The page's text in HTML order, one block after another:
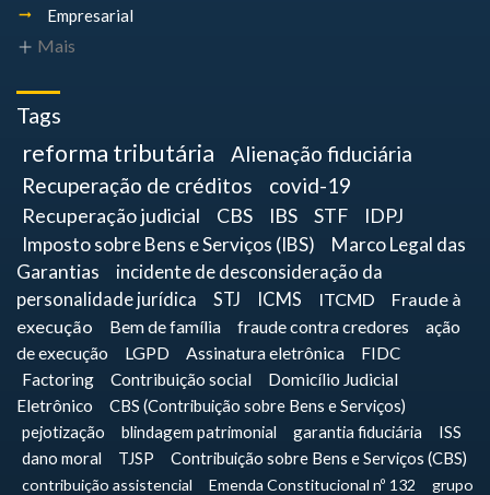
Empresarial
Mais
Tags
reforma tributária
Alienação fiduciária
Recuperação de créditos
covid-19
Recuperação judicial CBS IBS STF
IDPJ
Imposto sobre Bens e Serviços (IBS)
Marco Legal das
Garantias
incidente de desconsideração da
personalidade jurídica
STJ ICMS ITCMD
Fraude à
execução
Bem de família fraude contra credores
ação
de execução
LGPD Assinatura eletrônica
FIDC
Factoring
Contribuição social
Domicílio Judicial
Eletrônico
CBS (Contribuição sobre Bens e Serviços)
pejotização
blindagem patrimonial garantia fiduciária
ISS
dano moral
TJSP Contribuição sobre Bens e Serviços (CBS)
contribuição assistencial Emenda Constitucional nº 132
grupo